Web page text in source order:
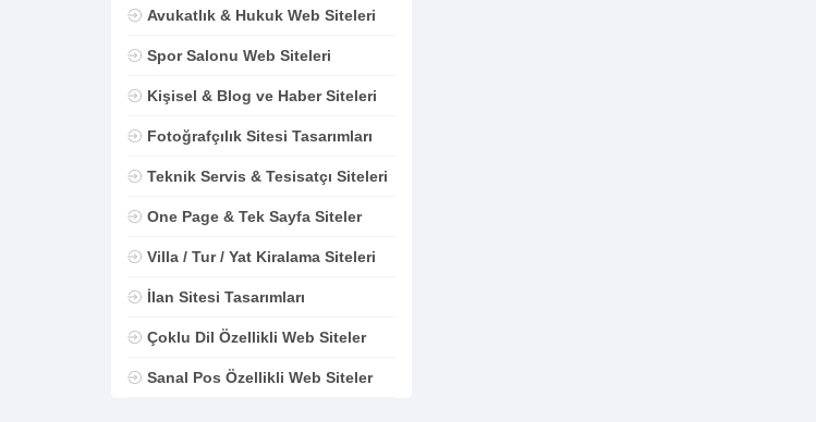
Avukatlık & Hukuk Web Siteleri
Spor Salonu Web Siteleri
Kişisel & Blog ve Haber Siteleri
Fotoğrafçılık Sitesi Tasarımları
Teknik Servis & Tesisatçı Siteleri
One Page & Tek Sayfa Siteler
Villa / Tur / Yat Kiralama Siteleri
İlan Sitesi Tasarımları
Çoklu Dil Özellikli Web Siteler
Sanal Pos Özellikli Web Siteler